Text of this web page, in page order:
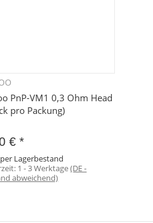
PnP-VM1 0,3 Ohm Head
pro Packung)
€*
Lagerbestand
1 - 3 Werktage(DE -
abweichend)